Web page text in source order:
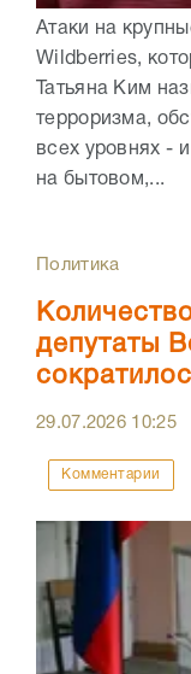
Атаки на
Wildberries,
Татьяна Ким
терроризма,
всех уровнях -
на бытовом,...
Политика
депутаты
29.07.2026 10:25
Комментарии